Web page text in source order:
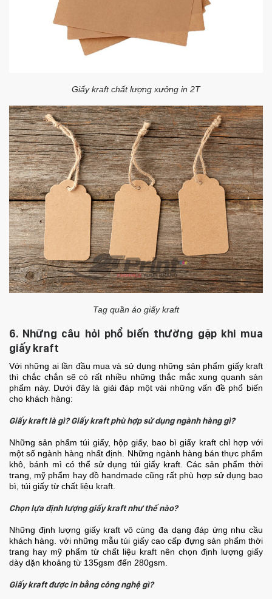
Giấy kraft chất lượng xưởng in 2T
Tag quần áo giấy kraft
6. Những câu hỏi phổ biến thường gặp khi mua
giấy kraft
Với những ai lần đầu mua và sử dụng những sản phẩm giấy kraft
thì chắc chắn sẽ có rất nhiều những thắc mắc xung quanh sản
phẩm này. Dưới đây là giải đáp một vài những vấn đề phổ biến
cho khách hàng:
Giấy kraft là gì? Giấy kraft phù hợp sử dụng ngành hàng gì?
Những sản phẩm túi giấy, hộp giấy, bao bì giấy kraft chỉ hợp với
một số ngành hàng nhất định. Những ngành hàng bán thực phẩm
khô, bánh mì có thể sử dụng túi giấy kraft. Các sản phẩm thời
trang, mỹ phẩm hay đồ handmade cũng rất phù hợp sử dụng bao
bì, túi giấy từ chất liệu kraft.
Chọn lựa định lượng giấy kraft như thế nào?
Những định lượng giấy kraft vô cùng đa dạng đáp ứng nhu cầu
khách hàng. với những mẫu túi giấy cao cấp đựng sản phẩm thời
trang hay mỹ phẩm từ chất liệu kraft nên chọn định lượng giấy
dày dặn khoảng từ 135gsm đến 280gsm.
Giấy kraft được in bằng công nghệ gì?